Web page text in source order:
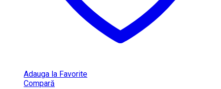
Adauga la Favorite
Compară